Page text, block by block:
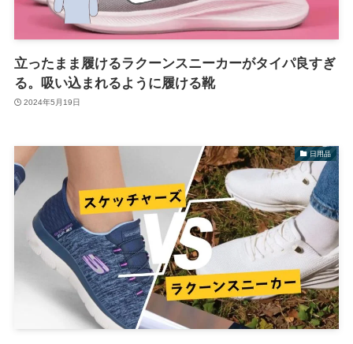
立ったまま履けるラクーンスニーカーがタイパ良すぎ
る。吸い込まれるように履ける靴
2024年5月19日
日用品